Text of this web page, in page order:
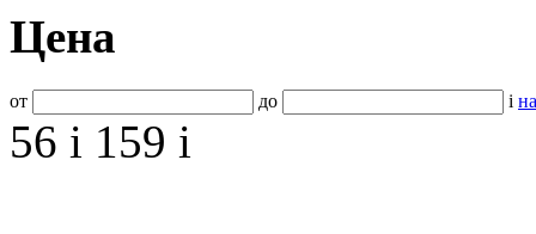
Цена
от до i
56 i 159 i